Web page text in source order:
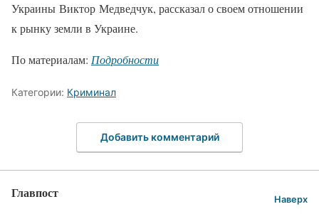
Украины Виктор Медведчук, рассказал о своем отношении
к рынку земли в Украине.
По материалам: Подробности
Категории: Криминал
Добавить комментарий
Главпост Наверх